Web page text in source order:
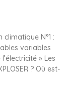
N°1 :
variables
» Les
? Où est-